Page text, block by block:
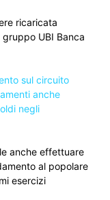
ricaricata
UBI Banca
sul circuito
anche
negli
anche effettuare
al popolare
esercizi